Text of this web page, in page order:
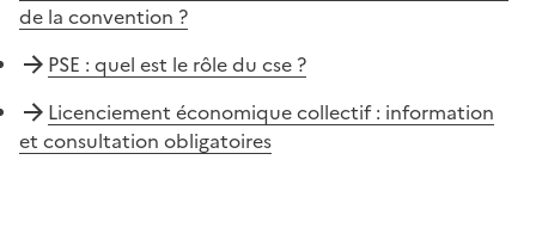
de la convention ?
PSE : quel est le rôle du cse ?
Licenciement économique collectif : information
et consultation obligatoires